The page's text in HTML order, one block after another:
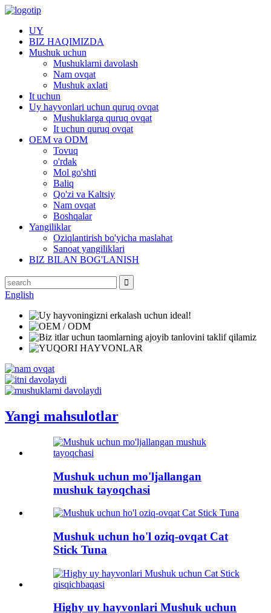
UY
BIZ HAQIMIZDA
Mushuk uchun
Mushuklarni davolash
Nam ovqat
Mushuk axlati
It uchun
Uy hayvonlari uchun quruq ovqat
Mushuklarga quruq ovqat
It uchun quruq ovqat
OEM va ODM
Tovuq
o'rdak
Mol go'shti
Baliq
Qo'zi va Kaltsiy
Nam ovqat
Boshqalar
Yangiliklar
Oziqlantirish bo'yicha maslahat
Sanoat yangiliklari
BIZ BILAN BOG'LANISH
English
Yangi mahsulotlar
Mushuk uchun mo'ljallangan
mushuk tayoqchasi
Mushuk uchun ho'l oziq-ovqat Cat
Stick Tuna
Highy uy hayvonlari Mushuk uchun